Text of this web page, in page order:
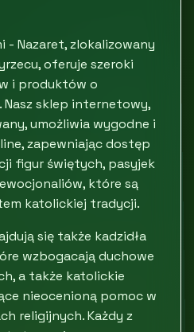
- Nazaret, zlokalizowany
oferuje szeroki
i produktów o
sklep internetowy,
umożliwia wygodne i
zapewniając dostęp
figur świętych, pasyjek
które są
katolickiej tradycji.
się także kadzidła
wzbogacają duchowe
a także katolickie
nieocenioną pomoc w
religijnych. Każdy z